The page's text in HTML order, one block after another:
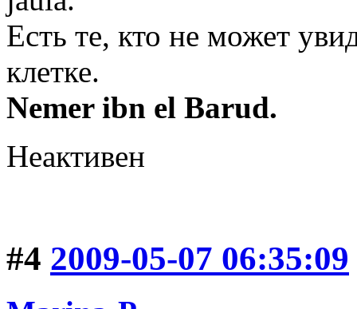
Есть те, кто не может
клетке.
Nemer ibn el Barud.
Неактивен
#4 2009-05-07 06:35:09